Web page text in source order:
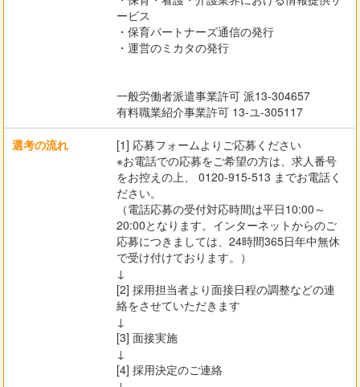
ービス
・保育パートナーズ通信の発行
・運営のミカタの発行
一般労働者派遣事業許可 派13-304657
有料職業紹介事業許可 13-ユ-305117
選考の流れ
[1] 応募フォームよりご応募ください
※お電話での応募をご希望の方は、求人番号
をお控えの上、 0120-915-513 までお電話く
ださい。
（電話応募の受付対応時間は平日10:00～
20:00となります。インターネットからのご
応募につきましては、24時間365日年中無休
で受け付けております。）
↓
[2] 採用担当者より面接日程の調整などの連
絡をさせていただきます
↓
[3] 面接実施
↓
[4] 採用決定のご連絡